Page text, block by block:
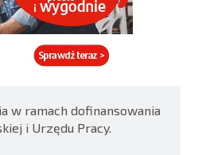
w ramach dofinansowania
i Urzędu Pracy.